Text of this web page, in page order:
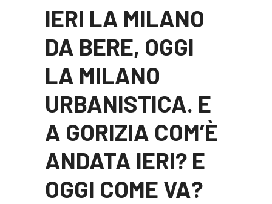
IERI LA MILANO
DA BERE, OGGI
LA MILANO
URBANISTICA. E
A GORIZIA COM’È
ANDATA IERI? E
OGGI COME VA?